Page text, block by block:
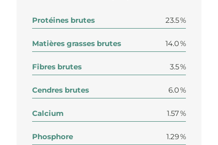
Protéines brutes 23.5 %
Matières grasses brutes 14.0 %
Fibres brutes 3.5 %
Cendres brutes 6.0 %
Calcium 1.57 %
Phosphore 1.29 %